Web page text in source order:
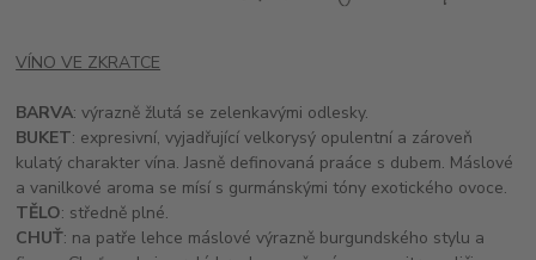
VÍNO VE ZKRATCE
BARVA: výrazně žlutá se zelenkavými odlesky.
BUKET: expresivní, vyjadřující velkorysý opulentní a zároveň
kulatý charakter vína. Jasně definovaná praáce s dubem. Máslové
a vanilkové aroma se mísí s gurmánskými tóny exotického ovoce.
TĚLO: středně plné.
CHUŤ: na patře lehce máslové výrazně burgundského stylu a